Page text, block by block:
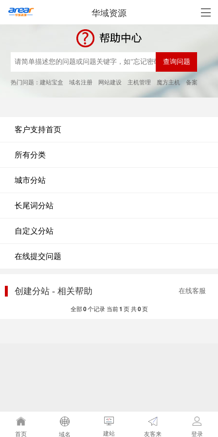
华域资源
热门问题：建站宝盒 域名注册 网站建设 主机管理 魔方主机 备案
客户支持首页
所有分类
城市分站
长尾词分站
自定义分站
在线提交问题
创建分站 - 相关帮助 在线客服
全部0个记录 当前1 页 共0页
首页 域名 建站 友客来 登录